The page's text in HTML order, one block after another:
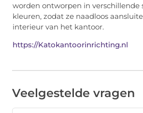
worden ontworpen in verschillende
kleuren, zodat ze naadloos
interieur van het kantoor.
https://Katokantoorinrichting.nl
Veelgestelde vragen